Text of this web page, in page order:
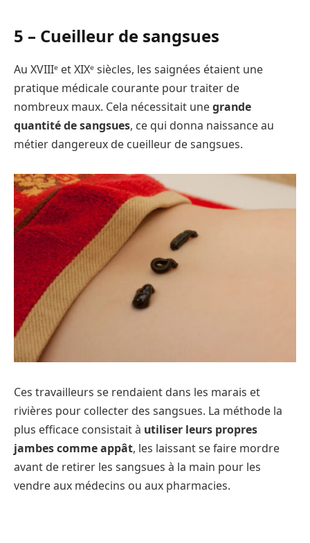
5 – Cueilleur de sangsues
Au XVIIIᵉ et XIXᵉ siècles, les saignées étaient une
pratique médicale courante pour traiter de
nombreux maux. Cela nécessitait unegrande
quantité de sangsues, ce qui donna naissance au
métier dangereux de cueilleur de sangsues.
Ces travailleurs se rendaient dans les marais et
rivières pour collecter des sangsues. La méthode la
plus efficace consistait à utiliser leurs propres
jambes comme appât, les laissant se faire mordre
avant de retirer les sangsues à la main pour les
vendre aux médecins ou aux pharmacies.